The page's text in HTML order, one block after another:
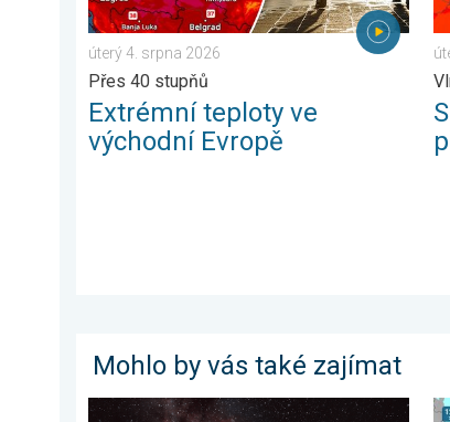
úterý 4. srpna 2026
Přes 40 stupňů
Extrémní teploty ve
východní Evropě
Mohlo by vás také zajímat
Pás Mléčné dráhy. Noční pozorování. . .